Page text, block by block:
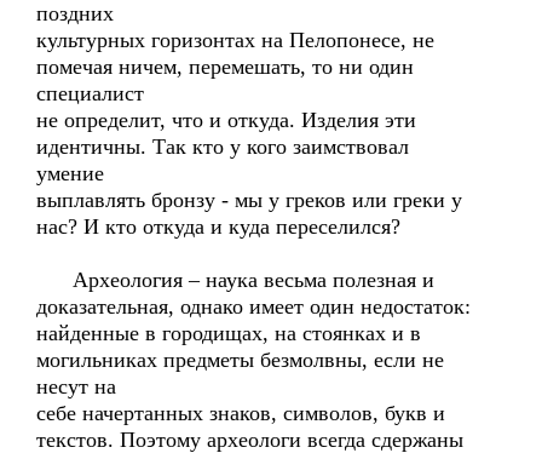
поздних
культурных горизонтах на Пелопонесе, не
помечая ничем, перемешать, то ни один
специалист
не определит, что и откуда. Изделия эти
идентичны. Так кто у кого заимствовал
умение
выплавлять бронзу - мы у греков или греки у
нас? И кто откуда и куда переселился?
Археология – наука весьма полезная и
доказательная, однако имеет один недостаток:
найденные в городищах, на стоянках и в
могильниках предметы безмолвны, если не
несут на
себе начертанных знаков, символов, букв и
текстов. Поэтому археологи всегда сдержаны